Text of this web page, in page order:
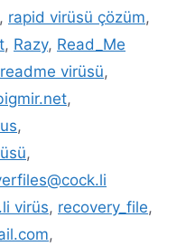
, rapid virüsü çözüm,
, Razy, Read_Me
readme virüsü,
,
,
,
virüs, recovery_file,
,